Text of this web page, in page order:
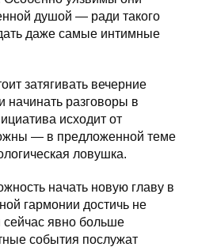
душой — ради такого
даже самые интимные
затягивать вечерние
разговоры в
исходит от
— в предложенной теме
ловушка.
начать новую главу в
гармонии достичь не
сейчас явно больше
события послужат